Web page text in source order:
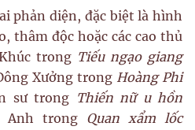
phản diện, đặc biệt là hình
thâm độc hoặc các cao thủ
trong Tiếu ngạo giang
Xưởng trong Hoàng Phi
sư trong Thiến nữ u hồn
Anh trong Quan xẩm lốc